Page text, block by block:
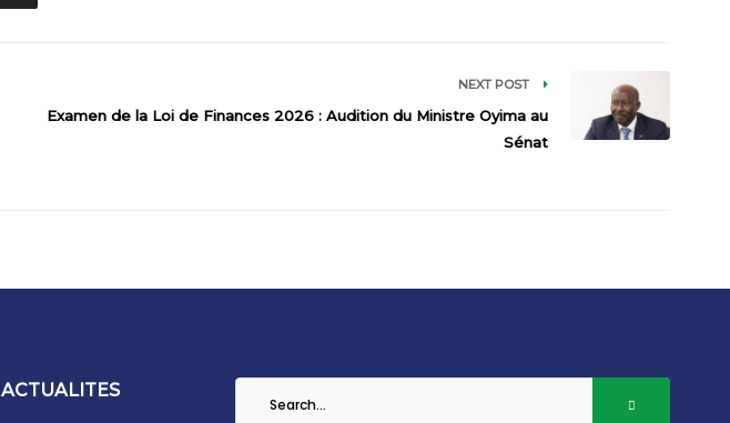
NEXT POST
Examen de la Loi de Finances 2026 : Audition du Ministre Oyima au
Sénat
ACTUALITES